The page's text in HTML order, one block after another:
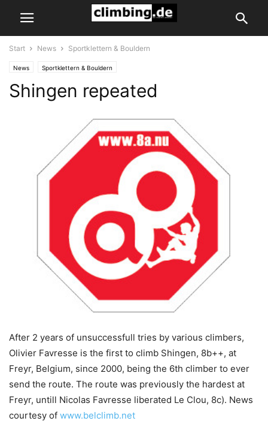
Start News Sportklettern & Bouldern
News Sportklettern & Bouldern
Shingen repeated
After 2 years of unsuccessfull tries by various climbers,
Olivier Favresse is the first to climb Shingen, 8b++, at
Freyr, Belgium, since 2000, being the 6th climber to ever
send the route. The route was previously the hardest at
Freyr, untill Nicolas Favresse liberated Le Clou, 8c). News
courtesy of www.belclimb.net